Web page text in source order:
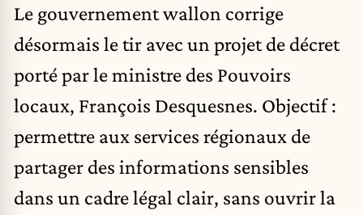
Le gouvernement wallon corrige
désormais le tir avec un projet de décret
porté par le ministre des Pouvoirs
locaux, François Desquesnes. Objectif :
permettre aux services régionaux de
partager des informations sensibles
dans un cadre légal clair, sans ouvrir la